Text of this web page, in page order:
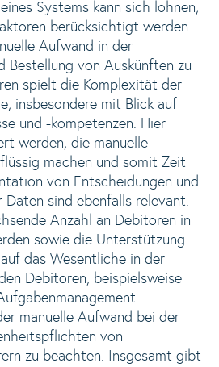
Systems kann sich lohnen,
berücksichtigt werden.
Aufwand in der
Bestellung von Auskünften zu
spielt die Komplexität der
insbesondere mit Blick auf
und -kompetenzen. Hier
werden, die manuelle
machen und somit Zeit
von Entscheidungen und
sind ebenfalls relevant.
Anzahl an Debitoren in
sowie die Unterstützung
das Wesentliche in der
Debitoren, beispielsweise
manuelle Aufwand bei der
von
zu beachten. Insgesamt gibt